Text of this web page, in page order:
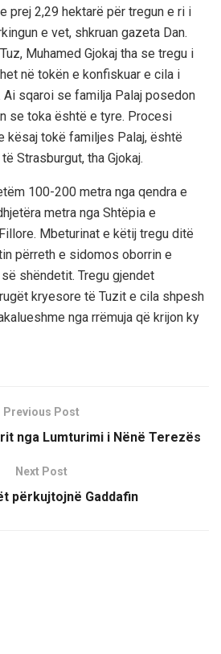
prej 2,29 hektarë për tregun e ri i
e vet, shkruan gazeta Dan.
Muhamed Gjokaj tha se tregu i
në tokën e konfiskuar e cila i
sqaroi se familja Palaj posedon
se toka është e tyre. Procesi
kësaj tokë familjes Palaj, është
Strasburgut, tha Gjokaj.
100-200 metra nga qendra e
metra nga Shtëpia e
Mbeturinat e këtij tregu ditë
përreth e sidomos oborrin e
shëndetit. Tregu gjendet
kryesore të Tuzit e cila shpesh
nga rrëmuja që krijon ky
Previous Post
nga Lumturimi i Nënë Terezës
Next Post
përkujtojnë Gaddafin